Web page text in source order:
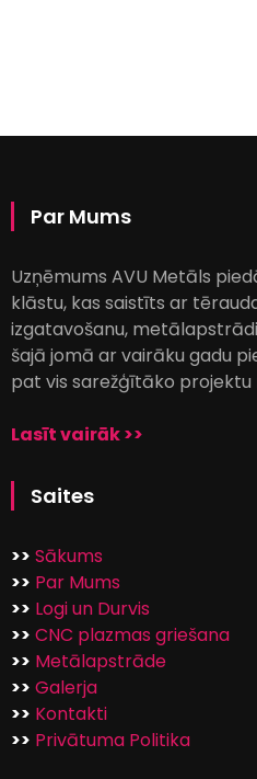
Par Mums
Uzņēmums AVU Metāls
klāstu, kas saistīts ar
izgatavošanu,
šajā jomā ar vairāku gadu
pat vis sarežģītāko projektu
Lasīt vairāk >>
Saites
>> Sākums
>> Par Mums
>> Logi un Durvis
>> CNC plazmas griešana
>> Metālapstrāde
>> Galerja
>> Kontakti
>> Privātuma Politika